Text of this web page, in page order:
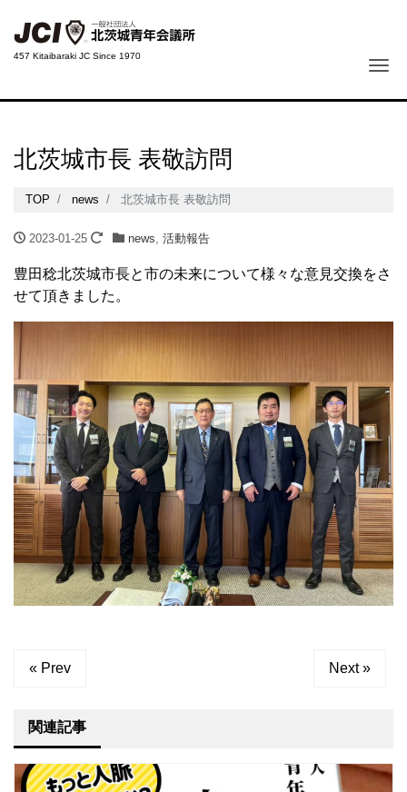
457 Kitaibaraki JC Since 1970
北茨城市長 表敬訪問
TOP news 北茨城市長 表敬訪問
2023-01-25 news 活動報告
豊田稔北茨城市長と市の未来について様々な意見交換をさ
せて頂きました。
« Prev Next »
関連記事